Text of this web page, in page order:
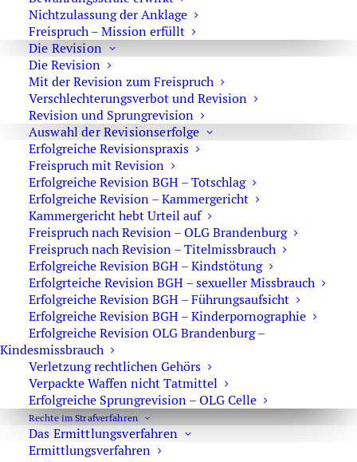
Nichtzulassung der Anklage
Freispruch – Mission erfüllt
Die Revision
Die Revision
Mit der Revision zum Freispruch
Verschlechterungsverbot und Revision
Revision und Sprungrevision
Auswahl der Revisionserfolge
Erfolgreiche Revisionspraxis
Freispruch mit Revision
Erfolgreiche Revision BGH – Totschlag
Erfolgreiche Revision – Kammergericht
Kammergericht hebt Urteil auf
Freispruch nach Revision – OLG Brandenburg
Freispruch nach Revision – Titelmissbrauch
Erfolgreiche Revision BGH – Kindstötung
Erfolgrteiche Revision BGH – sexueller Missbrauch
Erfolgreiche Revision BGH – Führungsaufsicht
Erfolgreiche Revision BGH – Kinderpornographie
Erfolgreiche Revision OLG Brandenburg –
Kindesmissbrauch
Verletzung rechtlichen Gehörs
Verpackte Waffen nicht Tatmittel
Erfolgreiche Sprungrevision – OLG Celle
Rechte im Strafverfahren
Das Ermittlungsverfahren
Ermittlungsverfahren
Haft
DNA-Identitätsfeststellung gem. §81g StPO
Fahrverbot
lebenslange Freiheitsstrafe
Jurablogs
Maßnahmen des Überwachungsstaates
Kindesentziehung
StPO
Sexuelle Nötigung
Erhebung von Verkehrsdaten
Cannabis
Fahrerflucht
Revision
Technische Ermittlungsmaßnahmen bei
Mobilfunkendgeräten
Amnestie
Unfallflucht